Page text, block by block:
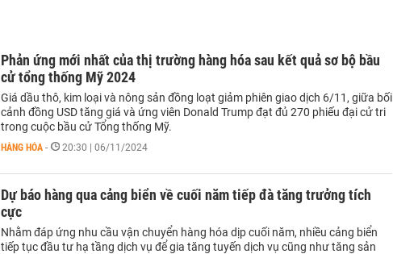
Phản ứng mới nhất của thị trường hàng hóa sau kết quả sơ bộ bầu
cử tổng thống Mỹ 2024
Giá dầu thô, kim loại và nông sản đồng loạt giảm phiên giao dịch 6/11, giữa bối
cảnh đồng USD tăng giá và ứng viên Donald Trump đạt đủ 270 phiếu đại cử tri
trong cuộc bầu cử Tổng thống Mỹ.
HÀNG HÓA - 20:30 | 06/11/2024
Dự báo hàng qua cảng biển về cuối năm tiếp đà tăng trưởng tích
cực
Nhằm đáp ứng nhu cầu vận chuyển hàng hóa dịp cuối năm, nhiều cảng biển
tiếp tục đầu tư hạ tầng dịch vụ để gia tăng tuyến dịch vụ cũng như tăng sản